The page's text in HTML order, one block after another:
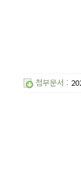
첨부문서 :